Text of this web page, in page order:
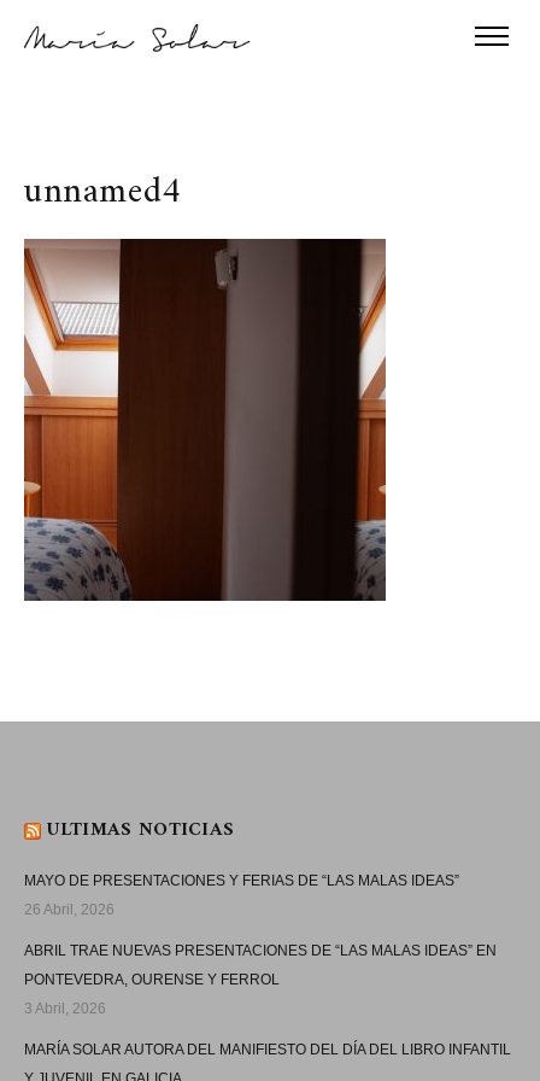
unnamed4
ULTIMAS NOTICIAS
MAYO DE PRESENTACIONES Y FERIAS DE “LAS MALAS IDEAS”
26 Abril, 2026
ABRIL TRAE NUEVAS PRESENTACIONES DE “LAS MALAS IDEAS” EN
PONTEVEDRA, OURENSE Y FERROL
3 Abril, 2026
MARÍA SOLAR AUTORA DEL MANIFIESTO DEL DÍA DEL LIBRO INFANTIL